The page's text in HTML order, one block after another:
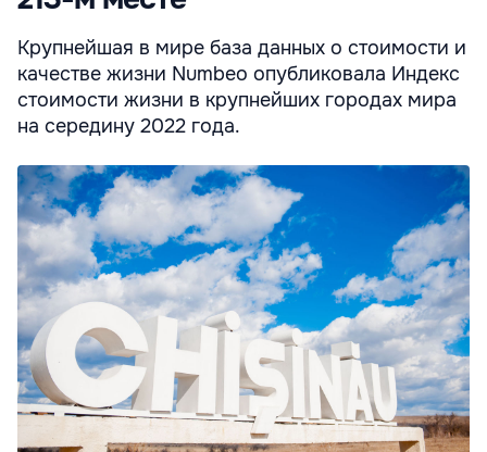
Крупнейшая в мире база данных о стоимости и
качестве жизни Numbeo опубликовала Индекс
стоимости жизни в крупнейших городах мира
на середину 2022 года.